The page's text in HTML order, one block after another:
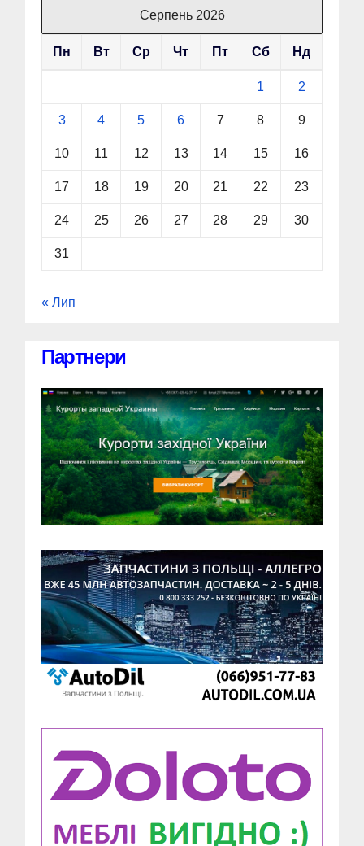
Серпень 2026
Пн Вт Ср Чт Пт Сб Нд
1 2
3 4 5 6 7 8 9
10 11 12 13 14 15 16
17 18 19 20 21 22 23
24 25 26 27 28 29 30
31
« Лип
Партнери